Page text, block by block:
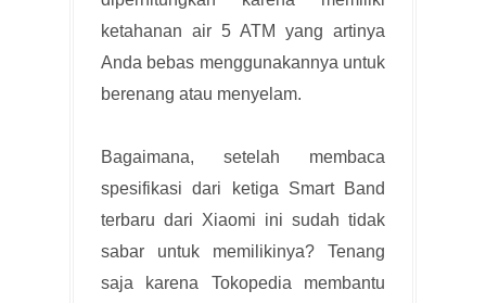
ketahanan air 5 ATM yang artinya
Anda bebas menggunakannya untuk
berenang atau menyelam.
Bagaimana, setelah membaca
spesifikasi dari ketiga Smart Band
terbaru dari Xiaomi ini sudah tidak
sabar untuk memilikinya? Tenang
saja karena Tokopedia membantu